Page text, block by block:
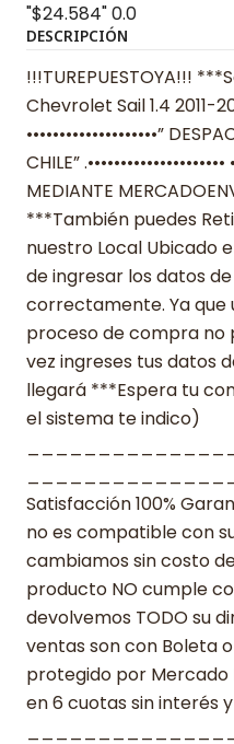
"$24.584"0.0
DESCRIPCIÓN
!!!TUREPUESTOYA!!!
Chevrolet Sail 1.4 2011-
••••••••••••••••••••”
CHILE” .•••••••••••••••••••••
MEDIANTE
***También puedes
nuestro Local Ubicado
de ingresar los datos
correctamente. Ya que
proceso de compra no
vez ingreses tus datos
llegará ***Espera tu
el sistema te indico)
Satisfacción 100%
no es compatible con
cambiamos sin costo
producto NO cumple
devolvemos TODO su
ventas son con Boleta
protegido por Mercado
en 6 cuotas sin interés